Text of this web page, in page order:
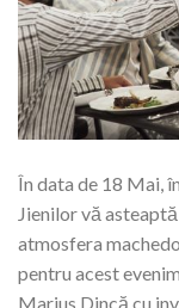
În data de 18 Mai,
Jienilor vă
atmosfera
pentru acest
Marius Dincă cu